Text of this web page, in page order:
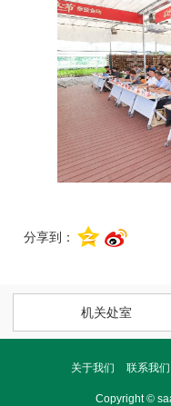
分享到：
机关处室
关于我们 联系我们
Copyright ©